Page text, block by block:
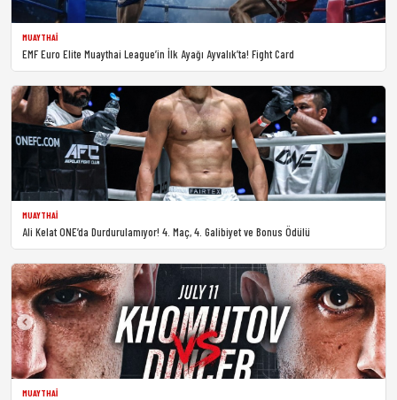
MUAYTHAI
EMF Euro Elite Muaythai League’in İlk Ayağı Ayvalık’ta! Fight Card
MUAYTHAI
Ali Kelat ONE’da Durdurulamıyor! 4. Maç, 4. Galibiyet ve Bonus Ödülü
MUAYTHAI